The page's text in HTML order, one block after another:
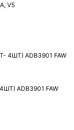
V5
ADB3901 FAW